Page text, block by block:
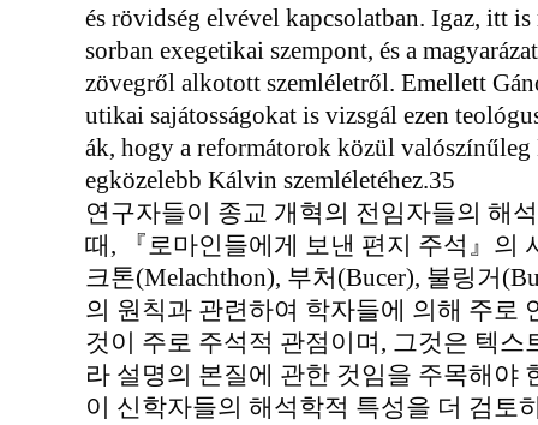
és rövidség elvével kapcsolatban. Igaz, itt
sorban exegetikai szempont, és a
zövegről alkotott szemléletről. Emellett
utikai sajátosságokat is vizsgál ezen
ák, hogy a reformátorok közül
egközelebb Kálvin szemléletéhez.35
연구자들이 종교 개혁의 전임자들의 해
때, 『로마인들에게 보낸 편지 주석』의
크톤(Melachthon), 부처(Bucer), 불링거
의 원칙과 관련하여 학자들에 의해 주로
것이 주로 주석적 관점이며, 그것은 텍스
라 설명의 본질에 관한 것임을 주목해야
이 신학자들의 해석학적 특성을 더 검토